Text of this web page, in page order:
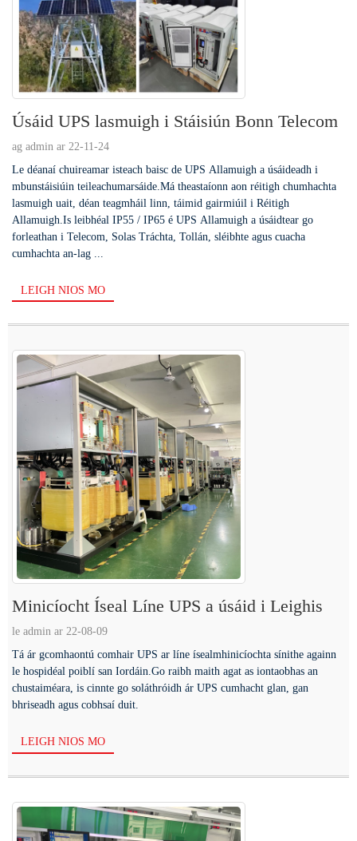
Úsáid UPS lasmuigh i Stáisiún Bonn Telecom
ag admin ar 22-11-24
Le déanaí chuireamar isteach baisc de UPS Allamuigh a úsáideadh i
mbunstáisiúin teileachumarsáide.Má theastaíonn aon réitigh chumhachta
lasmuigh uait, déan teagmháil linn, táimid gairmiúil i Réitigh
Allamuigh.Is leibhéal IP55 / IP65 é UPS Allamuigh a úsáidtear go
forleathan i Telecom, Solas Tráchta, Tollán, sléibhte agus cuacha
cumhachta an-lag ...
LEIGH NIOS MO
Minicíocht Íseal Líne UPS a úsáid i Leighis
le admin ar 22-08-09
Tá ár gcomhaontú comhair UPS ar líne ísealmhinicíochta sínithe againn
le hospidéal poiblí san Iordáin.Go raibh maith agat as iontaobhas an
chustaiméara, is cinnte go soláthróidh ár UPS cumhacht glan, gan
bhriseadh agus cobhsaí duit.
LEIGH NIOS MO